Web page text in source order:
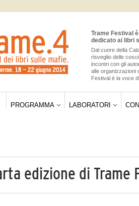
Trame Festival
dedicato ai libri
Dal cuore della
risveglio delle
incontri con gli
alle organizzazioni
Festival è la voce
PROGRAMMA LABORATORI
edizione di Trame